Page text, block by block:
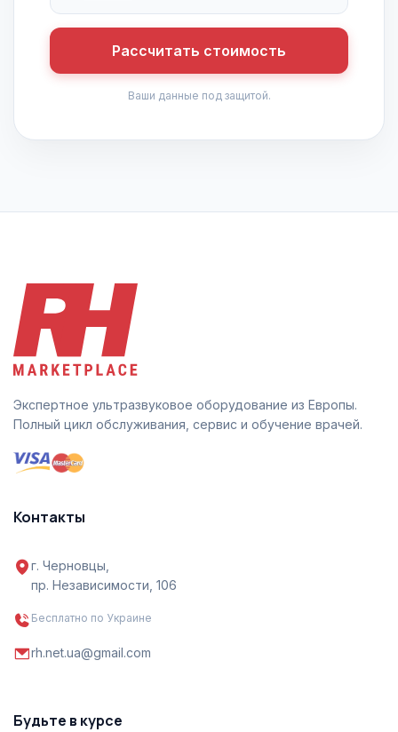
Рассчитать стоимость
Ваши данные под защитой.
Экспертное ультразвуковое оборудование из Европы.
Полный цикл обслуживания, сервис и обучение врачей.
Контакты
г. Черновцы,
пр. Независимости, 106
Бесплатно по Украине
rh.net.ua@gmail.com
Будьте в курсе